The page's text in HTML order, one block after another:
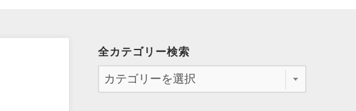
全カテゴリー検索